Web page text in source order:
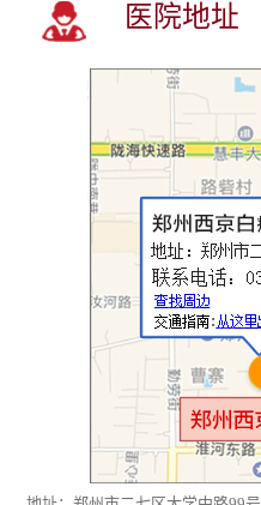
医院地址